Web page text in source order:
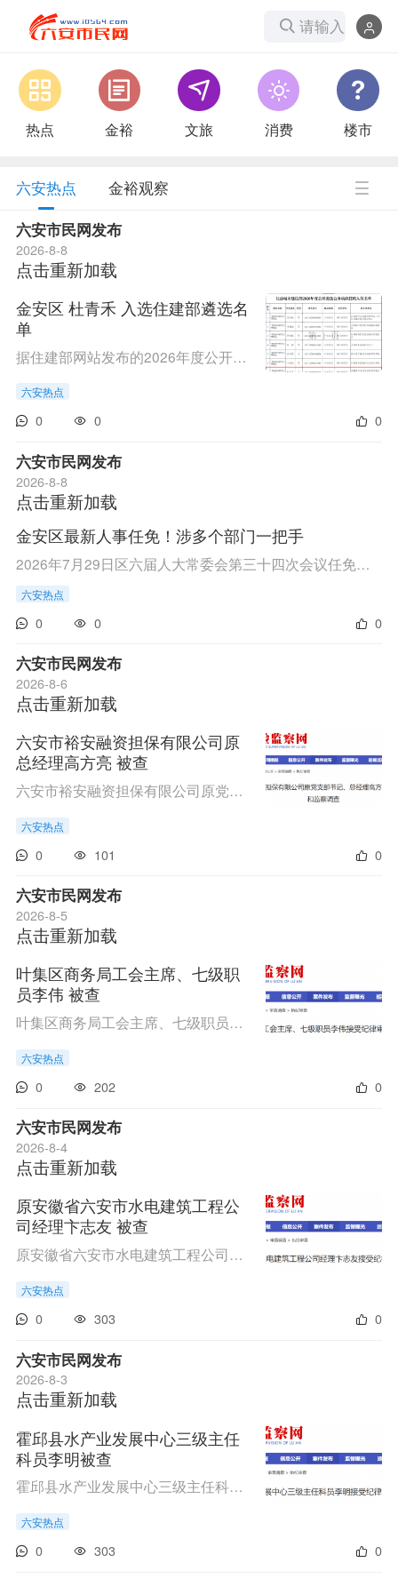
请输入
容...
热点 金裕 文旅 消费 楼市
六安热点
金裕观察
六安市民网发布
2026-8-8
点击重新加载
金安区 杜青禾 入选住建部遴选名
单
据住建部网站发布的2026年度公开遴选公务员拟任职人员公示公告显示，来自六安市金安区的杜青禾入选住建部遴选名单。 据公开信息显示，杜青禾，女，1993年5月出生。此前任金安区张店镇人大主席
六安热点
0 0 0
六安市民网发布
2026-8-8
点击重新加载
金安区最新人事任免！涉多个部门一把手
2026年7月29日区六届人大常委会第三十四次会议任免人员名单 （2026年7月29日金安区第六届人民代表大会常务委员会第三十四次会议通过） 免去：桑世武的金安区人大常委会社会建设工作委员会（教育科学文化卫生工作委员会）副主任职务；张宗明的金安区人大常委...
六安热点
0 0 0
六安市民网发布
2026-8-6
点击重新加载
六安市裕安融资担保有限公司原
总经理高方亮 被查
六安市裕安融资担保有限公司原党支部书记、总经理高方亮涉嫌严重违纪违法，目前正接受六安市裕安区纪委监委纪律审查和监察调查。（六安市裕安区纪委监委）
六安热点
0 101 0
六安市民网发布
2026-8-5
点击重新加载
叶集区商务局工会主席、七级职
员李伟 被查
叶集区商务局工会主席、七级职员李伟涉嫌严重违纪违法，经六安市纪委监委指定管辖，目前正接受裕安区纪委监委纪律审查和监察调查。（裕安区纪委监委）
六安热点
0 202 0
六安市民网发布
2026-8-4
点击重新加载
原安徽省六安市水电建筑工程公
司经理卞志友 被查
原安徽省六安市水电建筑工程公司经理卞志友涉嫌严重违纪违法，目前正接受六安市纪委监委驻市农业农村局纪检监察组纪律审查；经六安市监委指定管辖，接受舒城县监委监察调查。（六安市纪委监委驻市农业农村局纪检监察组、舒城县纪委监委）
六安热点
0 303 0
六安市民网发布
2026-8-3
点击重新加载
霍邱县水产业发展中心三级主任
科员李明被查
霍邱县水产业发展中心三级主任科员李明涉嫌严重违纪违法，目前正接受霍邱县纪委监委纪律审查和监察调查。（霍邱县纪委监委）
六安热点
0 303 0